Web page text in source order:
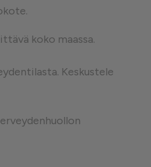
koko maassa.
Keskustele
❮